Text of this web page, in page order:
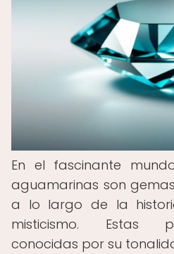
En el fascinante
aguamarinas son
a lo largo de la
misticismo. Estas
conocidas por su